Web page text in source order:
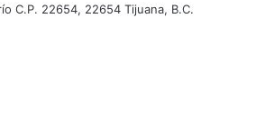
C.P. 22654, 22654 Tijuana, B.C.